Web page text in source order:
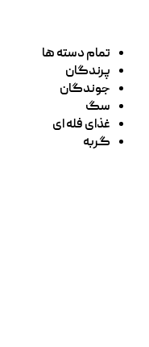
تمام دسته ها
پرندگان
جوندگان
سگ
غذای فله ای
گربه